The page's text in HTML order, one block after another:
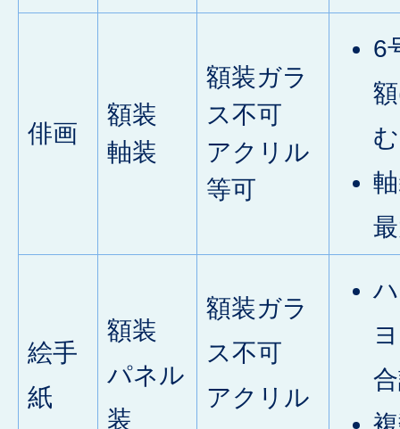
俳画
額装
軸装
額装ガラ
ス不可
アクリル
等可
6
む
絵手
紙
額装
パネル
装
額装ガラ
ス不可
アクリル